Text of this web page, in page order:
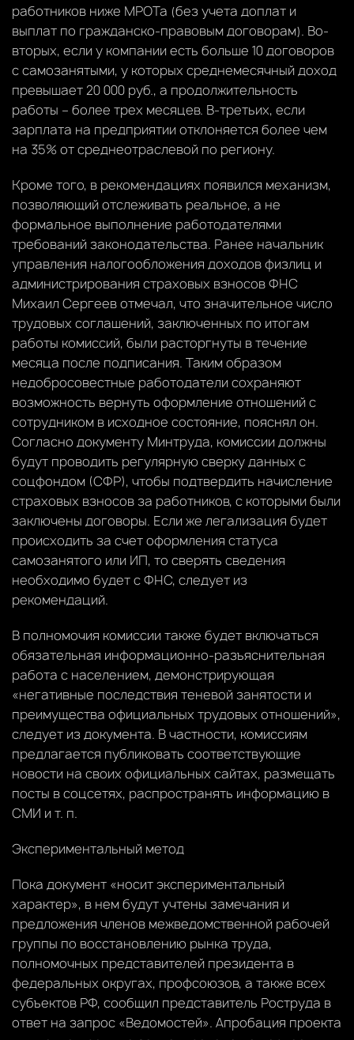
работников ниже МРОТа (без учета доплат и
выплат по гражданско-правовым договорам). Во-
вторых, если у компании есть больше 10 договоров
с самозанятыми, у которых среднемесячный доход
превышает 20 000 руб., а продолжительность
работы – более трех месяцев. В-третьих, если
зарплата на предприятии отклоняется более чем
на 35% от среднеотраслевой по региону.
Кроме того, в рекомендациях появился механизм,
позволяющий отслеживать реальное, а не
формальное выполнение работодателями
требований законодательства. Ранее начальник
управления налогообложения доходов физлиц и
администрирования страховых взносов ФНС
Михаил Сергеев отмечал, что значительное число
трудовых соглашений, заключенных по итогам
работы комиссий, были расторгнуты в течение
месяца после подписания. Таким образом
недобросовестные работодатели сохраняют
возможность вернуть оформление отношений с
сотрудником в исходное состояние, пояснял он.
Согласно документу Минтруда, комиссии должны
будут проводить регулярную сверку данных с
соцфондом (СФР), чтобы подтвердить начисление
страховых взносов за работников, с которыми были
заключены договоры. Если же легализация будет
происходить за счет оформления статуса
самозанятого или ИП, то сверять сведения
необходимо будет с ФНС, следует из
рекомендаций.
В полномочия комиссии также будет включаться
обязательная информационно-разъяснительная
работа с населением, демонстрирующая
«негативные последствия теневой занятости и
преимущества официальных трудовых отношений»,
следует из документа. В частности, комиссиям
предлагается публиковать соответствующие
новости на своих официальных сайтах, размещать
посты в соцсетях, распространять информацию в
СМИ и т. п.
Экспериментальный метод
Пока документ «носит экспериментальный
характер», в нем будут учтены замечания и
предложения членов межведомственной рабочей
группы по восстановлению рынка труда,
полномочных представителей президента в
федеральных округах, профсоюзов, а также всех
субъектов РФ, сообщил представитель Роструда в
ответ на запрос «Ведомостей». Апробация проекта